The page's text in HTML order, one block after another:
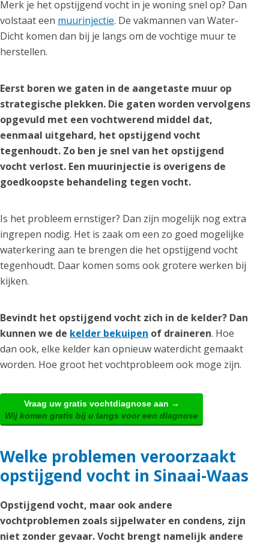
Merk je het opstijgend vocht in je woning snel op? Dan
volstaat een muurinjectie. De vakmannen van Water-
Dicht komen dan bij je langs om de vochtige muur te
herstellen.
Eerst boren we gaten in de aangetaste muur op
strategische plekken. Die gaten worden vervolgens
opgevuld met een vochtwerend middel dat,
eenmaal uitgehard, het opstijgend vocht
tegenhoudt. Zo ben je snel van het opstijgend
vocht verlost. Een muurinjectie is overigens de
goedkoopste behandeling tegen vocht.
Is het probleem ernstiger? Dan zijn mogelijk nog extra
ingrepen nodig. Het is zaak om een zo goed mogelijke
waterkering aan te brengen die het opstijgend vocht
tegenhoudt. Daar komen soms ook grotere werken bij
kijken.
Bevindt het opstijgend vocht zich in de kelder? Dan
kunnen we de kelder bekuipen of draineren. Hoe
dan ook, elke kelder kan opnieuw waterdicht gemaakt
worden. Hoe groot het vochtprobleem ook moge zijn.
Vraag uw gratis vochtdiagnose aan →
Wij komen gratis bij u langs voor een diagnose
Welke problemen veroorzaakt
opstijgend vocht in Sinaai-Waas
Opstijgend vocht, maar ook andere
vochtproblemen zoals sijpelwater en condens, zijn
niet zonder gevaar. Vocht brengt namelijk andere